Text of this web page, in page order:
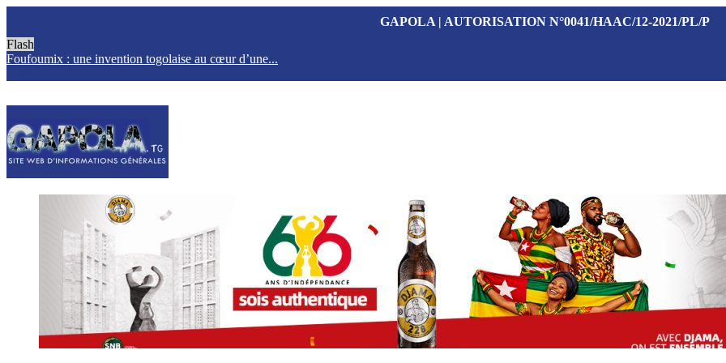
GAPOLA | AUTORISATION N°0041/HAAC/12-2021/PL/P
Flash
Foufoumix : une invention togolaise au cœur d’une...